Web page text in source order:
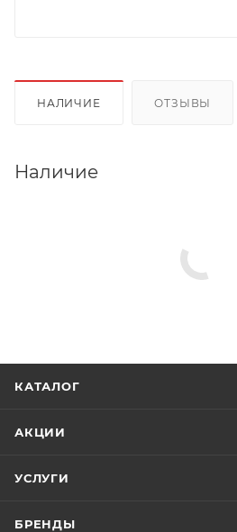
НАЛИЧИЕ ОТЗЫВЫ
Наличие
КАТАЛОГ
АКЦИИ
УСЛУГИ
БРЕНДЫ